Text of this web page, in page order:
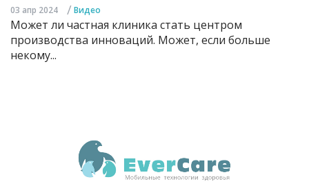
03 апр 2024 / Видео
Может ли частная клиника стать центром
производства инноваций. Может, если больше
некому...